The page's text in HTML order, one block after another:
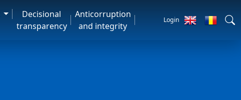
Decisional
transparency
Anticorruption
and integrity
Login